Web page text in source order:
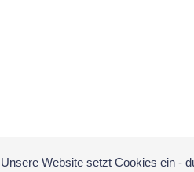
Unsere Website setzt Cookies ein -